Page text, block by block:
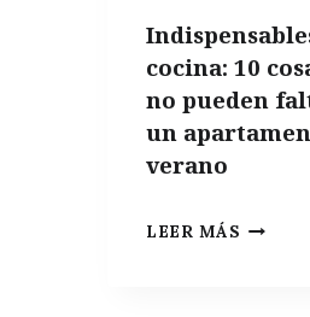
cocina: 10
no pueden
un
verano
LEER MÁS